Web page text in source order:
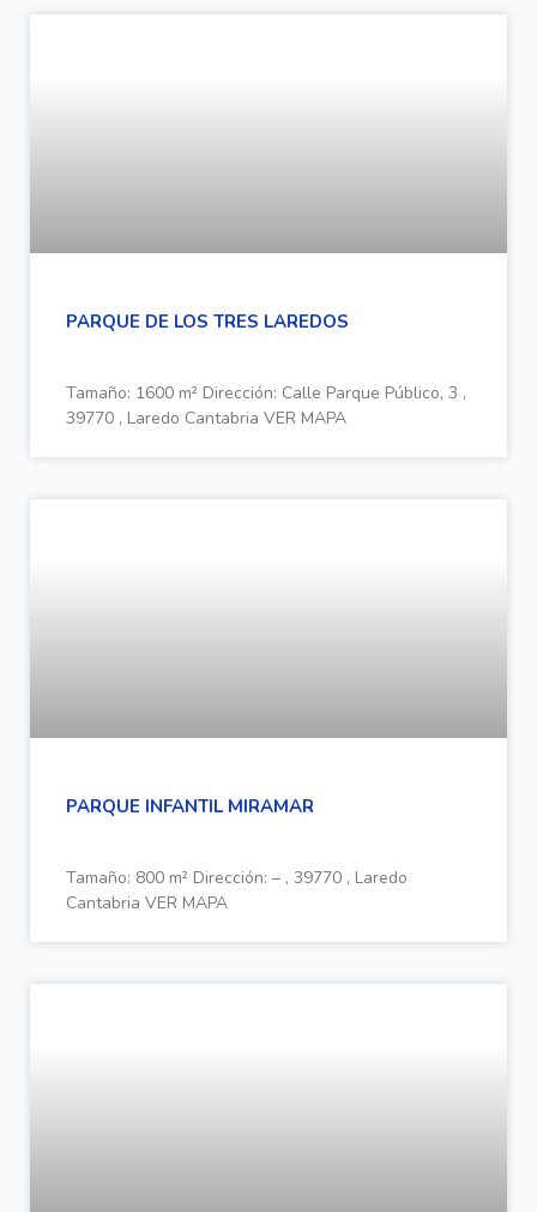
PARQUE DE LOS TRES LAREDOS
Tamaño: 1600 m² Dirección: Calle Parque Público, 3 ,
39770 , Laredo Cantabria VER MAPA
PARQUE INFANTIL MIRAMAR
Tamaño: 800 m² Dirección: – , 39770 , Laredo
Cantabria VER MAPA